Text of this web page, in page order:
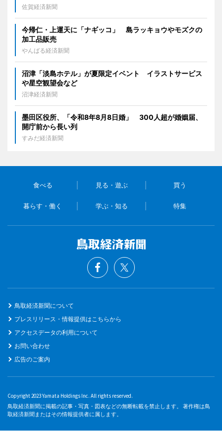
佐賀経済新聞
今帰仁・上運天に「ナギッコ」 島ラッキョウやモズクの
加工品販売
やんばる経済新聞
沼津「淡島ホテル」が夏限定イベント イラストサービス
や星空観望会など
沼津経済新聞
墨田区役所、「令和8年8月8日婚」 300人超が婚姻届、
開庁前から長い列
すみだ経済新聞
食べる 見る・遊ぶ 買う
暮らす・働く 学ぶ・知る 特集
鳥取経済新聞について
プレスリリース・情報提供はこちらから
アクセスデータの利用について
お問い合わせ
広告のご案内
Copyright 2023 Yamata Holdings Inc. All rights reserved.
鳥取経済新聞に掲載の記事・写真・図表などの無断転載を禁止します。 著作権は鳥
取経済新聞またはその情報提供者に属します。